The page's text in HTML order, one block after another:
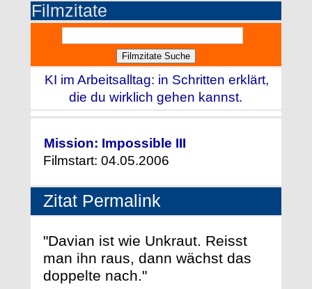
Filmzitate
KI im Arbeitsalltag: in Schritten erklärt,
die du wirklich gehen kannst.
Mission: Impossible III
Filmstart: 04.05.2006
Zitat Permalink
"Davian ist wie Unkraut. Reisst
man ihn raus, dann wächst das
doppelte nach."